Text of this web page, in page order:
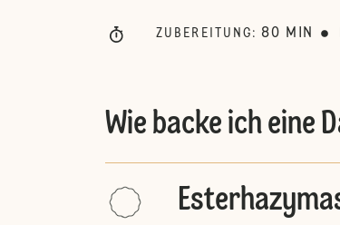
ZUBEREITUNG : 80 MIN
Wie backe ich eine